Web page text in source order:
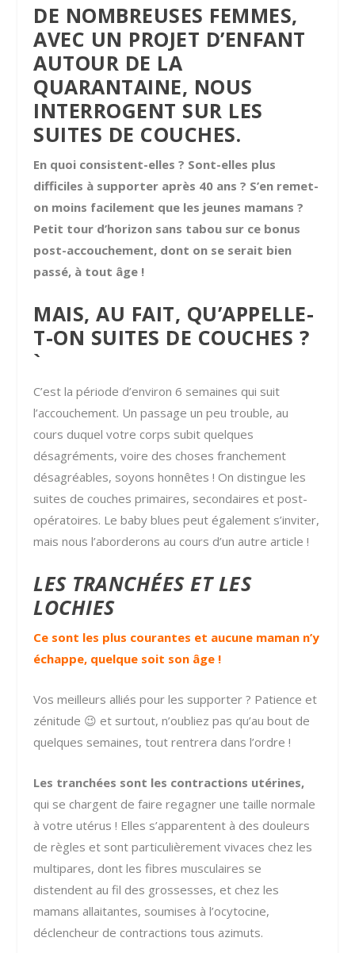
DE NOMBREUSES FEMMES,
AVEC UN PROJET D’ENFANT
AUTOUR DE LA
QUARANTAINE, NOUS
INTERROGENT SUR LES
SUITES DE COUCHES.
En quoi consistent-elles ? Sont-elles plus
difficiles à supporter après 40 ans ? S’en remet-
on moins facilement que les jeunes mamans ?
Petit tour d’horizon sans tabou sur ce bonus
post-accouchement, dont on se serait bien
passé, à tout âge !
MAIS, AU FAIT, QU’APPELLE-
T-ON SUITES DE COUCHES ?
`
C’est la période d’environ 6 semaines qui suit
l’accouchement. Un passage un peu trouble, au
cours duquel votre corps subit quelques
désagréments, voire des choses franchement
désagréables, soyons honnêtes ! On distingue les
suites de couches primaires, secondaires et post-
opératoires. Le baby blues peut également s’inviter,
mais nous l’aborderons au cours d’un autre article !
LES TRANCHÉES ET LES
LOCHIES
Ce sont les plus courantes et aucune maman n’y
échappe, quelque soit son âge !
Vos meilleurs alliés pour les supporter ? Patience et
zénitude 😉 et surtout, n’oubliez pas qu’au bout de
quelques semaines, tout rentrera dans l’ordre !
Les tranchées sont les contractions utérines,
qui se chargent de faire regagner une taille normale
à votre utérus ! Elles s’apparentent à des douleurs
de règles et sont particulièrement vivaces chez les
multipares, dont les fibres musculaires se
distendent au fil des grossesses, et chez les
mamans allaitantes, soumises à l’ocytocine,
déclencheur de contractions tous azimuts.